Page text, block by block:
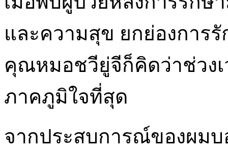
และความสุข ยกย่องการ
คุณหมอชวียู่จีก็คิดว่าช่วง
ภาคภูมิใจที่สุด
จากประสบการณ์ของผมบ